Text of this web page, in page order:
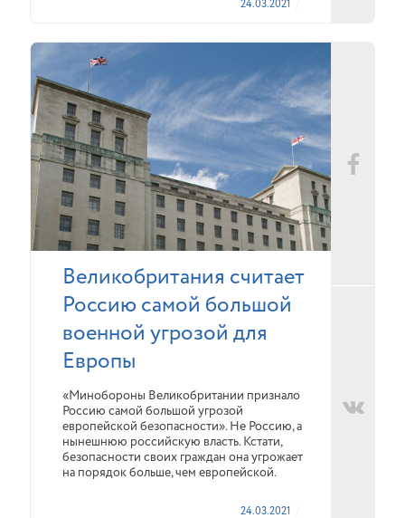
24.03.2021
Великобритания считает
Россию самой большой
военной угрозой для
Европы
«Минобороны Великобритании признало
Россию самой большой угрозой
европейской безопасности». Не Россию, а
нынешнюю российскую власть. Кстати,
безопасности своих граждан она угрожает
на порядок больше, чем европейской.
24.03.2021